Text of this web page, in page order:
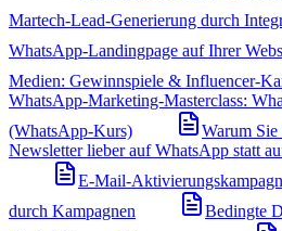
Martech-Lead-Generierung durch
WhatsApp-Landingpage auf Ihrer
Medien: Gewinnspiele & Influencer-
WhatsApp-Marketing-Masterclass:
(WhatsApp-Kurs)
Warum
Newsletter lieber auf WhatsApp statt
E-Mail-
durch Kampagnen
Bedingte